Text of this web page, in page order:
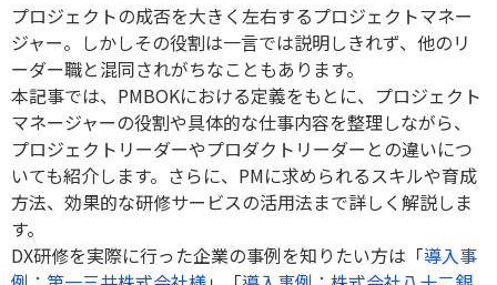
プロジェクトの成否を大きく左右するプロジェクトマネー
ジャー。しかしその役割は一言では説明しきれず、他のリ
ーダー職と混同されがちなこともあります。
本記事では、PMBOKにおける定義をもとに、プロジェクト
マネージャーの役割や具体的な仕事内容を整理しながら、
プロジェクトリーダーやプロダクトリーダーとの違いにつ
いても紹介します。さらに、PMに求められるスキルや育成
方法、効果的な研修サービスの活用法まで詳しく解説しま
す。
DX研修を実際に行った企業の事例を知りたい方は「導入事